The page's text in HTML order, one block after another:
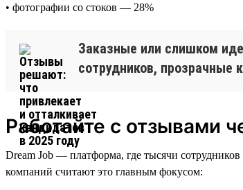
• фотографии со стоков — 28%
Заказные или слишком
сотрудников, прозрачные
Работайте с отзывами
Dream Job — платформа, где тысячи
компаний считают это главным фокусом: